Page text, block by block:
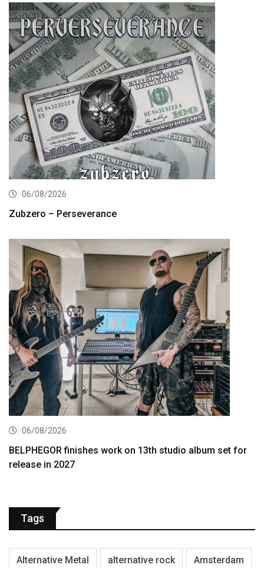
06/08/2026
Zubzero – Perseverance
06/08/2026
BELPHEGOR finishes work on 13th studio album set for
release in 2027
Tags
Alternative Metal alternative rock Amsterdam